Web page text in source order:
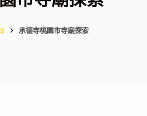
承德寺桃園市寺廟探索